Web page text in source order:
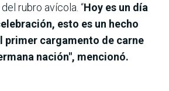
rubro avícola. “Hoy es un día
esto es un hecho
primer cargamento de carne
nación", mencionó.